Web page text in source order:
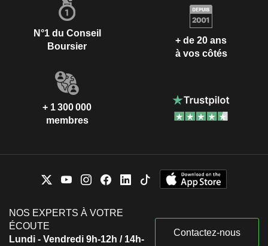
N°1 du Conseil
Boursier
+ de 20 ans
à vos côtés
+ 1 300 000
membres
NOS EXPERTS À VOTRE
ÉCOUTE
Lundi - Vendredi 9h-12h / 14h-
Contactez-nous